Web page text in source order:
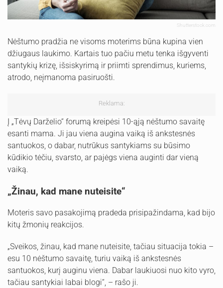
Shutterstock.com
Nėštumo pradžia ne visoms moterims būna kupina vien
džiugaus laukimo. Kartais tuo pačiu metu tenka išgyventi
santykių krizę, išsiskyrimą ir priimti sprendimus, kuriems,
atrodo, neįmanoma pasiruošti.
Reklama:
Į „Tėvų Darželio“ forumą kreipėsi 10-ąją nėštumo savaitę
esanti mama. Ji jau viena augina vaiką iš ankstesnės
santuokos, o dabar, nutrūkus santykiams su būsimo
kūdikio tėčiu, svarsto, ar pajėgs viena auginti dar vieną
vaiką.
„Žinau, kad mane nuteisite“
Moteris savo pasakojimą pradeda prisipažindama, kad bijo
kitų žmonių reakcijos.
„Sveikos, žinau, kad mane nuteisite, tačiau situacija tokia –
esu 10 nėštumo savaitę, turiu vaiką iš ankstesnės
santuokos, kurį auginu viena. Dabar laukiuosi nuo kito vyro,
tačiau santykiai labai blogi“, – rašo ji.